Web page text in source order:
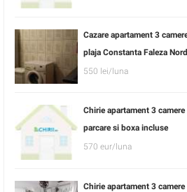
Cazare apartament 3
plaja Constanta Faleza Nord
550 lei/luna
Chirie apartament 3
parcare si boxa incluse
570 eur/luna
Chirie apartament 3